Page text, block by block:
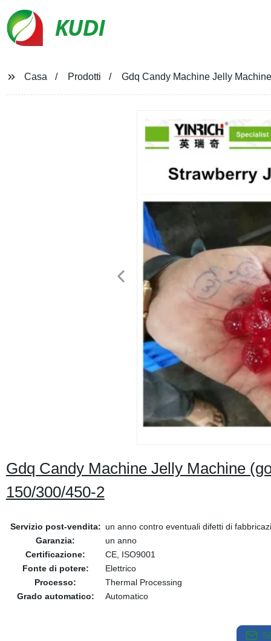
KUDI
Casa Prodotti Gdq Candy Machine Jelly
Gdq Candy Machine Jelly Machine
150/300/450-2
Servizio post-vendita: un anno contro eventuali difetti di
Garanzia:
un anno
Certificazione:
CE, ISO9001
Fonte di potere:
Elettrico
Processo:
Thermal Processing
Grado automatico:
Automatico